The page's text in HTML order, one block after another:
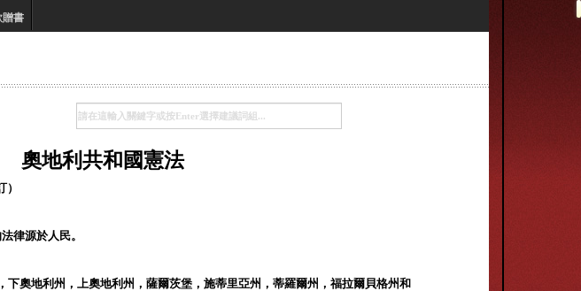
贈書
奧地利共和國憲法
律源於人民。
下奧地利州，上奧地利州，薩爾茨堡，施蒂里亞州，蒂羅爾州，福拉爾貝格州和